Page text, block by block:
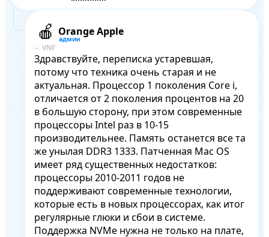
Orange Apple
VNF
Здравствуйте, переписка устаревшая,
потому что техника очень старая и не
актуальная. Процессор 1 поколения Core i,
отличается от 2 поколения процентов на 20
в большую сторону, при этом современные
процессоры Intel раз в 10-15
производительнее. Память останется все та
же унылая DDR3 1333. Патченная Mac OS
имеет ряд существенных недостатков:
процессоры 2010-2011 годов не
поддерживают современные технологии,
которые есть в новых процессорах, как итог
регулярные глюки и сбои в системе.
Поддержка NVMe нужна не только на плате,